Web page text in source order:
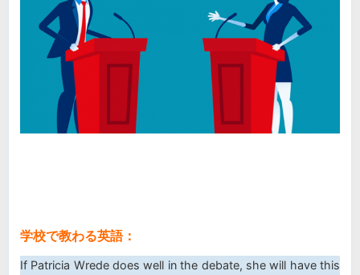
学校で教わる英語：
If Patricia Wrede does well in the debate, she will have this